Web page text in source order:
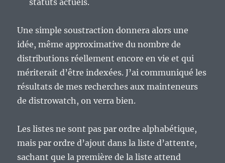
statuts actuels.
Une simple soustraction donnera alors une
idée, même approximative du nombre de
distributions réellement encore en vie et qui
mériterait d’être indexées. J’ai communiqué les
résultats de mes recherches aux mainteneurs
de distrowatch, on verra bien.
Les listes ne sont pas par ordre alphabétique,
mais par ordre d’ajout dans la liste d’attente,
sachant que la première de la liste attend